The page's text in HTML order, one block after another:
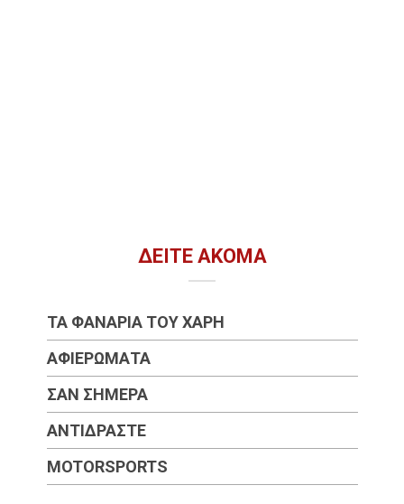
ΔΕΊΤΕ ΑΚΌΜΑ
ΤΑ ΦΑΝΆΡΙΑ ΤΟΥ ΧΆΡΗ
ΑΦΙΕΡΏΜΑΤΑ
ΣΑΝ ΣΉΜΕΡΑ
ΑΝΤΙΔΡΆΣΤΕ
MOTORSPORTS